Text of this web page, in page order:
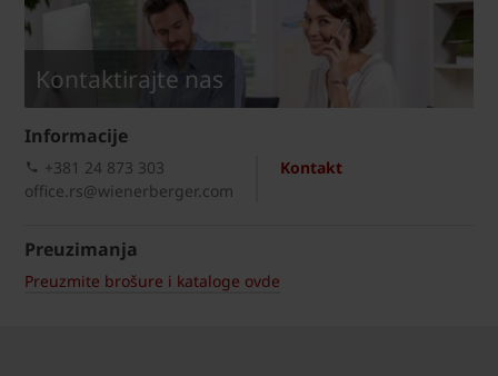
Kontaktirajte nas
Informacije
Kontakt
+381 24 873 303
office.rs@wienerberger.com
Preuzimanja
Preuzmite brošure i kataloge ovde